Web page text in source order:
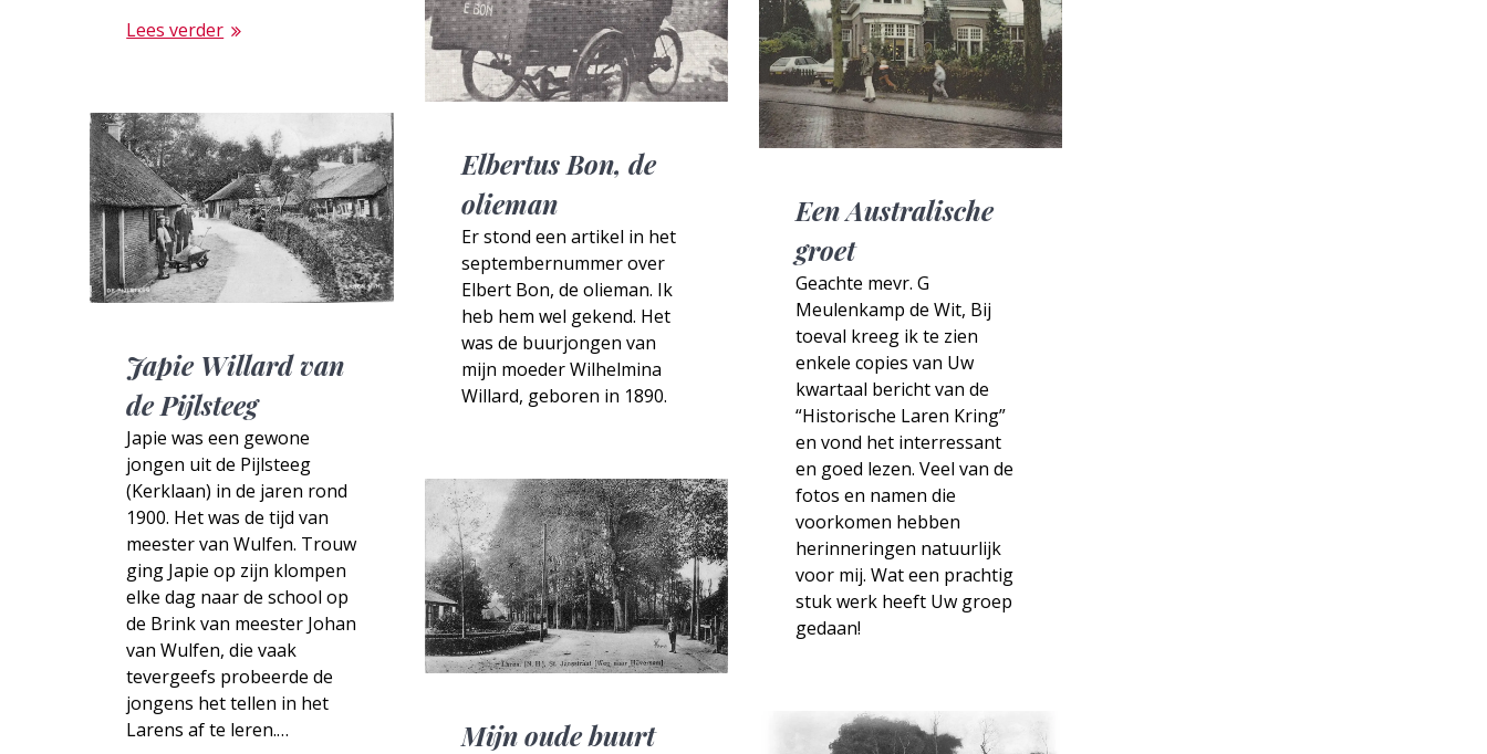
Lees verder
Elbertus Bon, de
olieman
Er stond een artikel in het
septembernummer over
Elbert Bon, de olieman. Ik
heb hem wel gekend. Het
was de buurjongen van
mijn moeder Wilhelmina
Willard, geboren in 1890.
Een Australische
groet
Geachte mevr. G
Meulenkamp de Wit, Bij
toeval kreeg ik te zien
enkele copies van Uw
kwartaal bericht van de
“Historische Laren Kring”
en vond het interressant
en goed lezen. Veel van de
fotos en namen die
voorkomen hebben
herinneringen natuurlijk
voor mij. Wat een prachtig
stuk werk heeft Uw groep
gedaan!
Japie Willard van
de Pijlsteeg
Japie was een gewone
jongen uit de Pijlsteeg
(Kerklaan) in de jaren rond
1900. Het was de tijd van
meester van Wulfen. Trouw
ging Japie op zijn klompen
elke dag naar de school op
de Brink van meester Johan
van Wulfen, die vaak
tevergeefs probeerde de
jongens het tellen in het
Larens af te leren.…
Mijn oude buurt